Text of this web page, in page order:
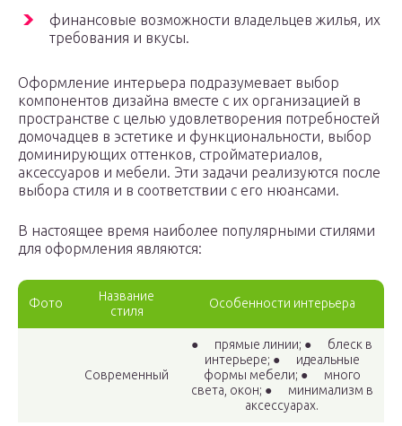
финансовые возможности владельцев жилья, их
требования и вкусы.
Оформление интерьера подразумевает выбор
компонентов дизайна вместе с их организацией в
пространстве с целью удовлетворения потребностей
домочадцев в эстетике и функциональности, выбор
доминирующих оттенков, стройматериалов,
аксессуаров и мебели. Эти задачи реализуются после
выбора стиля и в соответствии с его нюансами.
В настоящее время наиболее популярными стилями
для оформления являются:
Фото
Название
стиля
Особенности интерьера
Современный
● прямые линии; ● блеск в
интерьере; ● идеальные
формы мебели; ● много
света, окон; ● минимализм в
аксессуарах.